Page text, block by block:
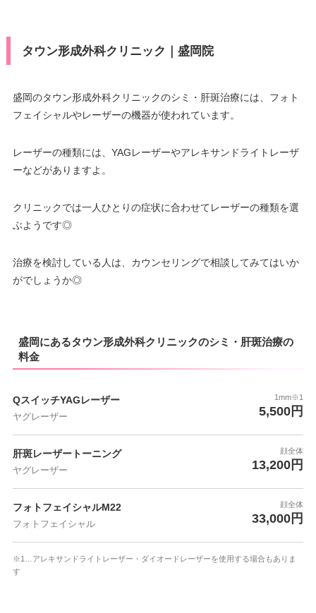
タウン形成外科クリニック｜盛岡院
盛岡のタウン形成外科クリニックのシミ・肝斑治療には、フォト
フェイシャルやレーザーの機器が使われています。
レーザーの種類には、YAGレーザーやアレキサンドライトレーザ
ーなどがありますよ。
クリニックでは一人ひとりの症状に合わせてレーザーの種類を選
ぶようです◎
治療を検討している人は、カウンセリングで相談してみてはいか
がでしょうか◎
盛岡にあるタウン形成外科クリニックのシミ・肝斑治療の
料金
QスイッチYAGレーザー
ヤグレーザー
1mm※1
5,500円
肝斑レーザートーニング
ヤグレーザー
顔全体
13,200円
フォトフェイシャルM22
フォトフェイシャル
顔全体
33,000円
※1…アレキサンドライトレーザー・ダイオードレーザーを使用する場合もありま
す